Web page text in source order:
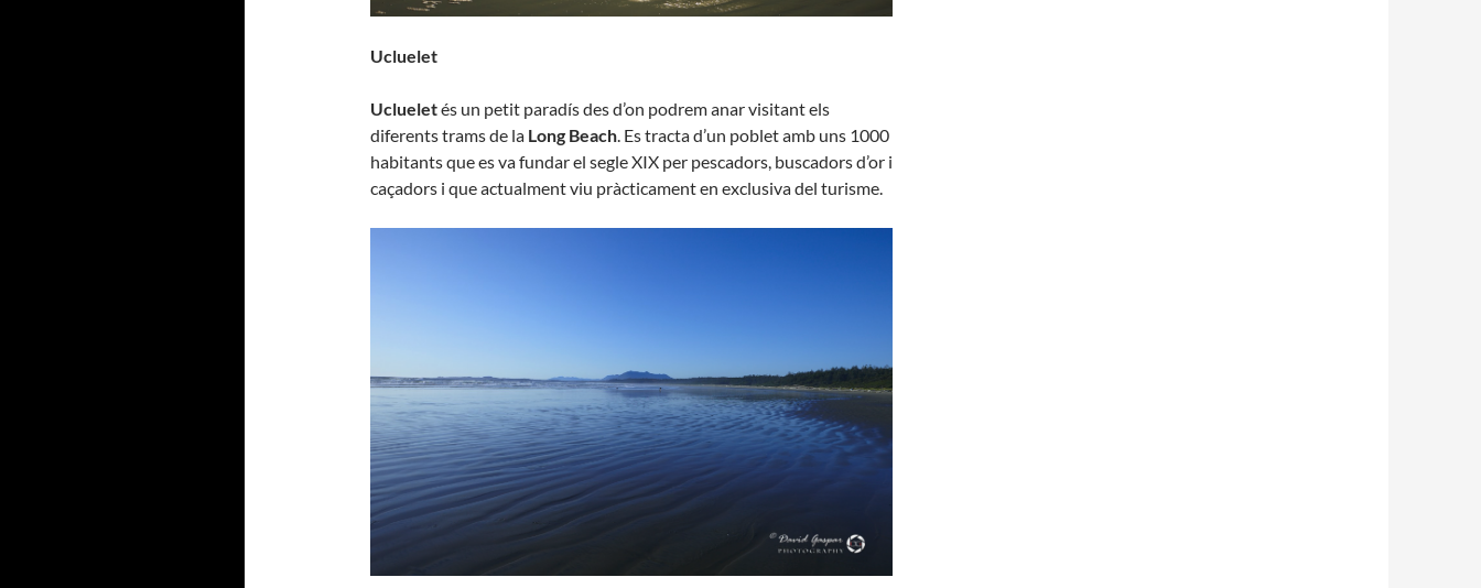
Ucluelet
Uclueletés un petit paradís des d’on podrem anar visitant els
diferents trams de la Long Beach. Es tracta d’un poblet amb uns 1000
habitants que es va fundar el segle XIX per pescadors, buscadors d’or i
caçadors i que actualment viu pràcticament en exclusiva del turisme.